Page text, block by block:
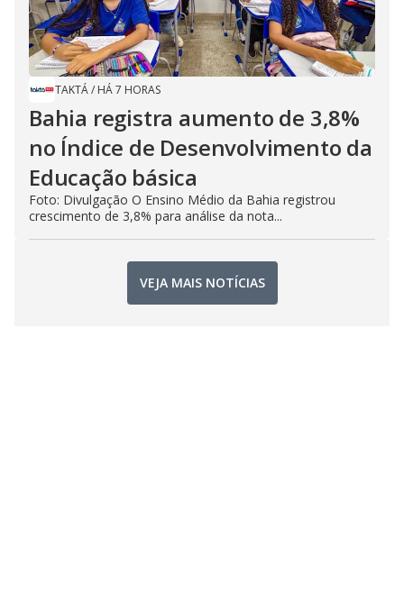
TAKTÁ/ HÁ 7 HORAS
Bahia registra aumento de 3,8%
no Índice de Desenvolvimento da
Educação básica
Foto: Divulgação O Ensino Médio da Bahia registrou
crescimento de 3,8% para análise da nota...
VEJA MAIS NOTÍCIAS